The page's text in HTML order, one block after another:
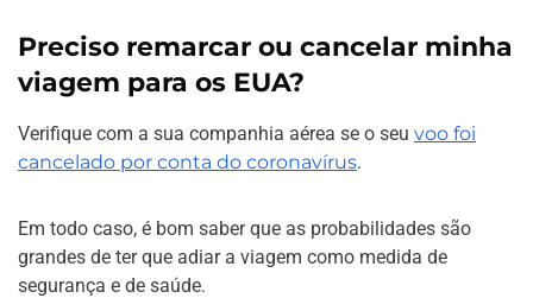
Preciso remarcar ou cancelar minha
viagem para os EUA?
Verifique com a sua companhia aérea se o seu voo foi
cancelado por conta do coronavírus.
Em todo caso, é bom saber que as probabilidades são
grandes de ter que adiar a viagem como medida de
segurança e de saúde.